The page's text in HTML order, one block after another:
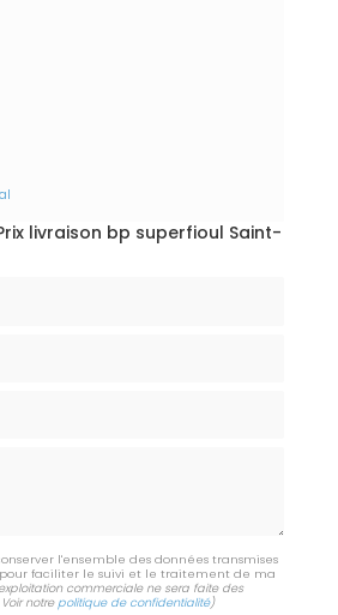
livraison bp superfioul Saint-
l'ensemble des données transmises
faciliter le suivi et le traitement de ma
commerciale ne sera faite des
notre politique de confidentialité)